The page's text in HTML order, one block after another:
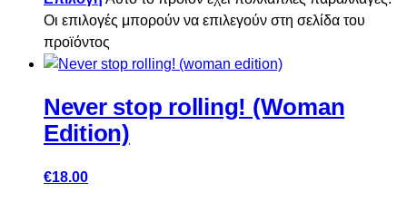
Οι επιλογές μπορούν να επιλεγούν στη σελίδα του
προϊόντος
Never stop rolling! (Woman
Edition)
€18.00